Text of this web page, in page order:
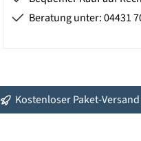
Beratung unter: 04431
Kostenloser Paket-